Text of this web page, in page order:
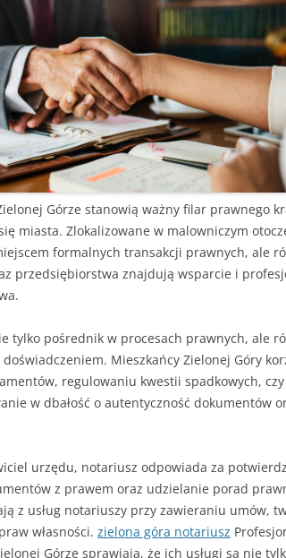
Górze stanowią ważny filar prawnego
miasta. Zlokalizowane w malowniczym
formalnych transakcji prawnych, ale
przedsiębiorstwa znajdują wsparcie i
tylko pośrednik w procesach prawnych, ale
Mieszkańcy Zielonej Góry
regulowaniu kwestii spadkowych,
w dbałość o autentyczność dokumentów
urzędu, notariusz odpowiada za
z prawem oraz udzielanie porad
z usług notariuszy przy zawieraniu umów,
własności. zielona góra notariusz
Górze sprawiają, że ich usługi są nie